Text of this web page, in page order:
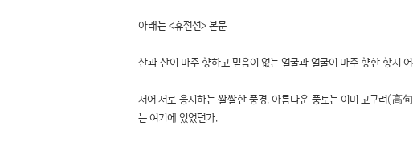
아래는 <휴전선> 본문
산과 산이 마주 향하고 믿음이 없는 얼굴과 얼굴이 마주 향한 항시
저어 서로 응시하는 쌀쌀한 풍경. 아름다운 풍토는 이미 고구려(
는 여기에 있었던가.